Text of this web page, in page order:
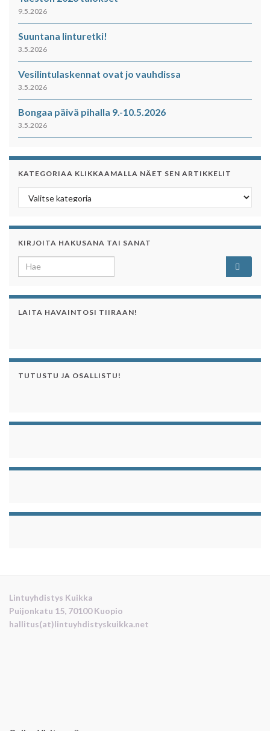
9.5.2026
Suuntana linturetki!
3.5.2026
Vesilintulaskennat ovat jo vauhdissa
3.5.2026
Bongaa päivä pihalla 9.-10.5.2026
3.5.2026
KATEGORIAA KLIKKAAMALLA NÄET SEN ARTIKKELIT
Kategoriaa klikkaamalla näet sen artikkelit
KIRJOITA HAKUSANA TAI SANAT
Search for:
LAITA HAVAINTOSI TIIRAAN!
TUTUSTU JA OSALLISTU!
Lintuyhdistys Kuikka
Puijonkatu 15, 70100 Kuopio
hallitus(at)lintuyhdistyskuikka.net